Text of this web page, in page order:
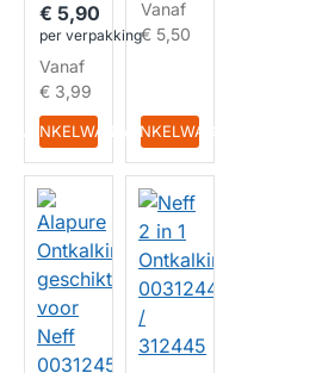
75 /
TZ800
02 /
VERO
series
(6x20g
r)
€ 5,90
per verpakking
Vanaf
€ 3,99
IN WINKELWAGEN
Vanaf
€ 5,50
IN WINKELWAGEN